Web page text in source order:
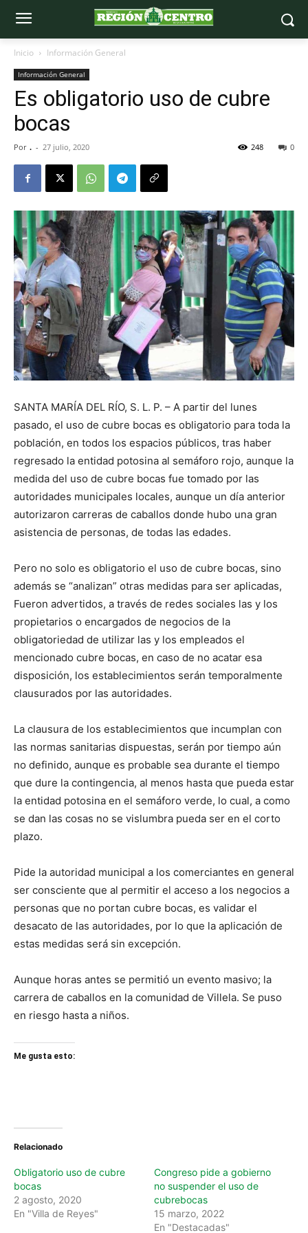
Inicio Información General
Información General
Es obligatorio uso de cubre
bocas
Por . - 27 julio, 2020 0
248
SANTA MARÍA DEL RÍO, S. L. P. – A partir del lunes
pasado, el uso de cubre bocas es obligatorio para toda la
población, en todos los espacios públicos, tras haber
regresado la entidad potosina al semáforo rojo, aunque la
medida del uso de cubre bocas fue tomado por las
autoridades municipales locales, aunque un día anterior
autorizaron carreras de caballos donde hubo una gran
asistencia de personas, de todas las edades.
Pero no solo es obligatorio el uso de cubre bocas, sino
además se “analizan” otras medidas para ser aplicadas,
Fueron advertidos, a través de redes sociales las y los
propietarios o encargados de negocios de la
obligatoriedad de utilizar las y los empleados el
mencionado cubre bocas, en caso de no acatar esa
disposición, los establecimientos serán temporalmente
clausurados por las autoridades.
La clausura de los establecimientos que incumplan con
las normas sanitarias dispuestas, serán por tiempo aún
no definido, aunque es probable sea durante el tiempo
que dure la contingencia, al menos hasta que pueda estar
la entidad potosina en el semáforo verde, lo cual, a como
se dan las cosas no se vislumbra pueda ser en el corto
plazo.
Pide la autoridad municipal a los comerciantes en general
ser consciente que al permitir el acceso a los negocios a
personas que no portan cubre bocas, es validar el
desacato de las autoridades, por lo que la aplicación de
estas medidas será sin excepción.
Aunque horas antes se permitió un evento masivo; la
carrera de caballos en la comunidad de Villela. Se puso
en riesgo hasta a niños.
Me gusta esto:
Relacionado
Obligatorio uso de cubre
bocas
2 agosto, 2020
En "Villa de Reyes"
Congreso pide a gobierno
no suspender el uso de
cubrebocas
15 marzo, 2022
En "Destacadas"